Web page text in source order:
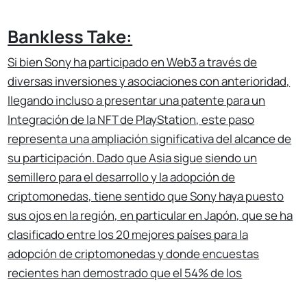
Bankless Take:
Si bien Sony ha participado en Web3 a través de
diversas inversiones y asociaciones con anterioridad,
llegando incluso a presentar una patente para un
Integración de la NFT de PlayStation, este paso
representa una ampliación significativa del alcance de
su participación. Dado que Asia sigue siendo un
semillero para el desarrollo y la adopción de
criptomonedas, tiene sentido que Sony haya puesto
sus ojos en la región, en particular en Japón, que se ha
clasificado entre los20 mejores paísespara la
adopción de criptomonedas y donde encuestas
recientes han demostrado queel 54% de los